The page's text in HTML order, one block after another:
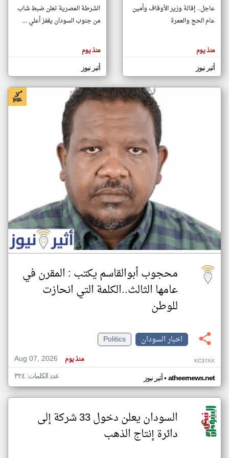
مصادر الأخبار من السودان
اخبار السودان على مدار الساعة
أهم اخبار السودان العاجلة والمباشرة
المقالات
الموجوده
هنا عن
وجهة
نظر
عاجل.. إقالة وزير الأوقاف وأمين
عام الحج والعمرة
منذ يوم
أثير نيوز
الشرطة المصرية تعلن ضبط شاب
من جنوب السودان يقفز أعلي ...
منذ يوم
أثير نيوز
محجوب أبوالقاسم يكتب : المقرن في
عامها الثالث..الكلمة التي انحازت
للوطن
اخبار السودان
Politics
Aug 07, 2026
منذ يوم KC37AX
أثير نيوز• atheernews.net عدد الكلمات: ٣٢٤
السودان يعلن دخول 33 شركة إلى
دائرة إنتاج الذهب
klyoum.com